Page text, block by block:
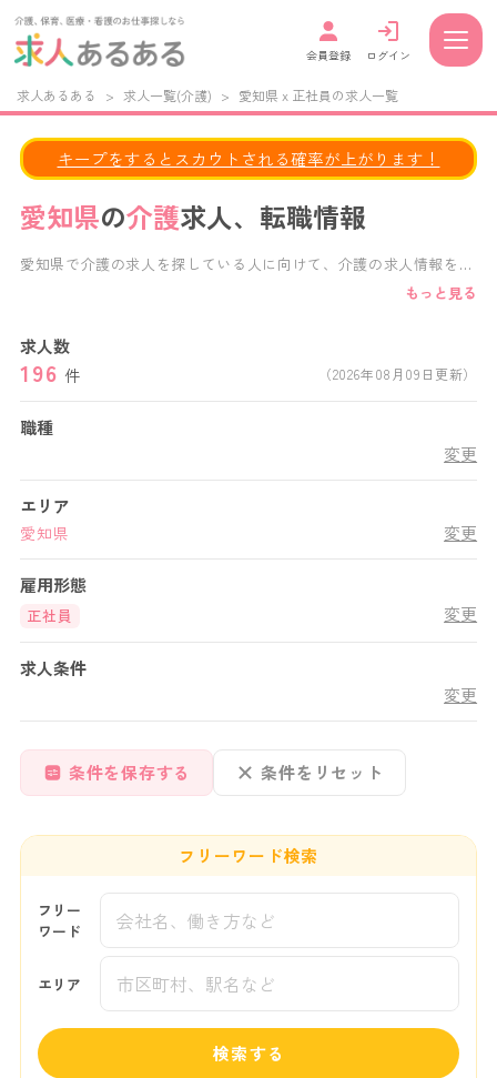
会員登録 ログイン
求人あるある > 求人一覧(介護) > 愛知県 x 正社員の求人一覧
愛知県の介護求人、転職情報
キープをするとスカウトされる確率が上がります！
愛知県で介護の求人を探している人に向けて、介護の求人情報を掲
特別養護老人ホーム,老人保健施設,デイサービス,デイケアサービ
ス,グループホーム,介護付き有料老人ホーム,住宅型有料老人ホーム
など、様々な施設形態の求人から、あなたにぴったりの愛知県の介
もっと見る
求人数
196 件 （2026年08月09日更新）
職種
変更
エリア
愛知県 変更
雇用形態
正社員 変更
求人条件
変更
条件を保存する 条件をリセット
フリーワード検索
フリー
ワード
エリア
検索する